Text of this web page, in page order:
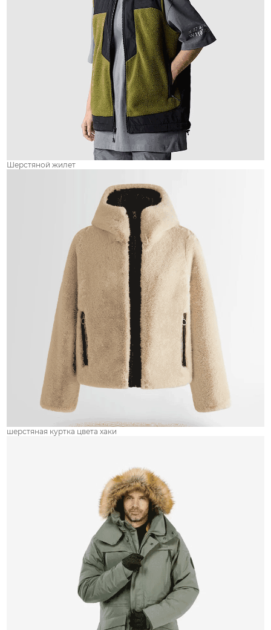
Шерстяной жилет
шерстяная куртка цвета хаки